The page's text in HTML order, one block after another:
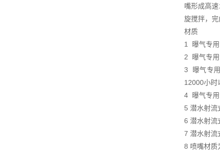
嘴形成高
旋搅拌，
材质
1 曝气专
2 曝气专
3 曝气专
12000小时
4 曝气专用
5 潜水射流
6 潜水射流
7 潜水射流
8 喷嘴材质